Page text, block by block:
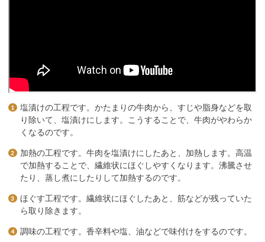
塩漬けの工程です。かたまりの牛肉から、すじや脂身などを取
り除いて、塩漬けにします。こうすることで、牛肉がやわらか
くなるのです。
加熱の工程です。牛肉を塩漬けにしたあと、加熱します。高温
で加熱することで、繊維状にほぐしやすくなります。沸騰させ
たり、蒸し煮にしたりして加熱するのです。
ほぐす工程です。繊維状にほぐしたあと、筋などが残っていた
ら取り除きます。
調味の工程です。香辛料や塩、油などで味付けをするのです。